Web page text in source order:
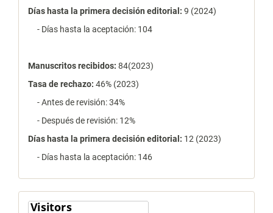
Días hasta la primera decisión editorial: 9 (2024)
- Días hasta la aceptación: 104
Manuscritos recibidos: 84(2023)
Tasa de rechazo: 46% (2023)
- Antes de revisión: 34%
- Después de revisión: 12%
Días hasta la primera decisión editorial: 12 (2023)
- Días hasta la aceptación: 146
contador